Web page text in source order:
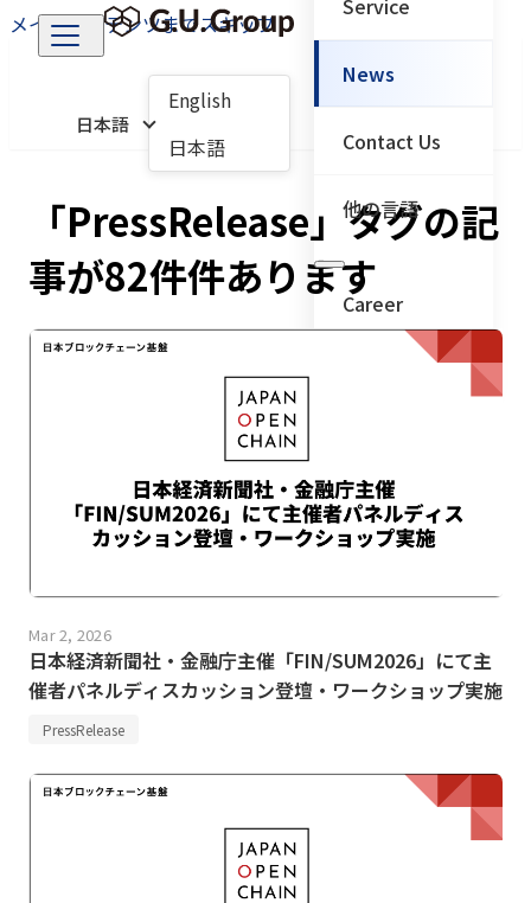
メインコンテンツまでスキップ
日本語
English
日本語
Service
News
Contact Us
他の言語
Career
← メインメニューに戻
「PressRelease」タグの記
事が82件件あります
Mar 2, 2026
日本経済新聞社・金融庁主催「FIN/SUM2026」にて主
催者パネルディスカッション登壇・ワークショップ実施
PressRelease